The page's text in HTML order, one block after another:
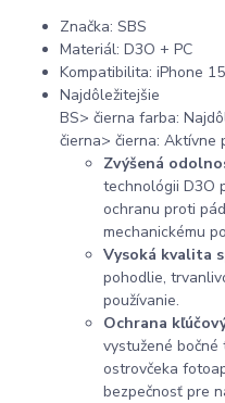
Značka: SBS
Materiál: D3O + PC
Kompatibilita: iPhone
Najdôležitejšie
BS> čierna farba:
čierna> čierna: Aktívne
Zvýšená
technológii D3O
ochranu proti
mechanickému
Vysoká kvalita
pohodlie,
používanie.
Ochrana
vystužené
ostrovčeka
bezpečnosť pre